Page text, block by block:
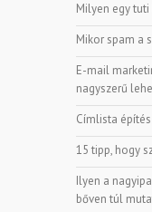
Milyen egy
Mikor spam a
E-mail
nagyszerű
Címlista
15 tipp, hogy
Ilyen a
bőven túl